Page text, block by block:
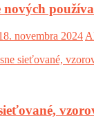
nových
novembra 2024